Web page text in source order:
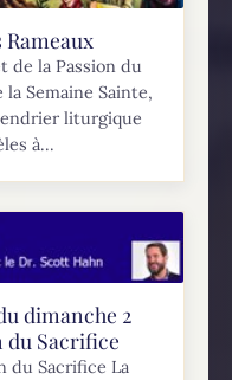
de la Passion du
Semaine Sainte,
liturgique
à...
dimanche 2
du Sacrifice
du Sacrifice La